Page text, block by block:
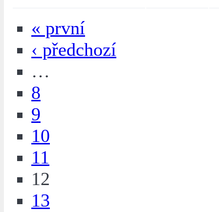
« první
‹ předchozí
…
8
9
10
11
12
13